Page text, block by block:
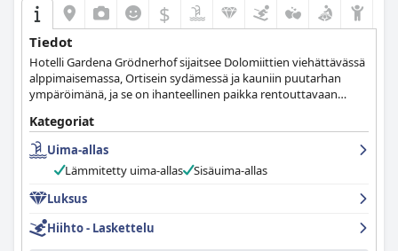
$
Tiedot
Hotelli Gardena Grödnerhof sijaitsee Dolomiittien viehättävässä
alppimaisemassa, Ortisein sydämessä ja kauniin puutarhan
ympäröimänä, ja se on ihanteellinen paikka rentouttavaan
mukavuudelle.
Kategoriat
Uima-allas
Lämmitetty uima-allas
Sisäuima-allas
Luksus
Hiihto - Laskettelu